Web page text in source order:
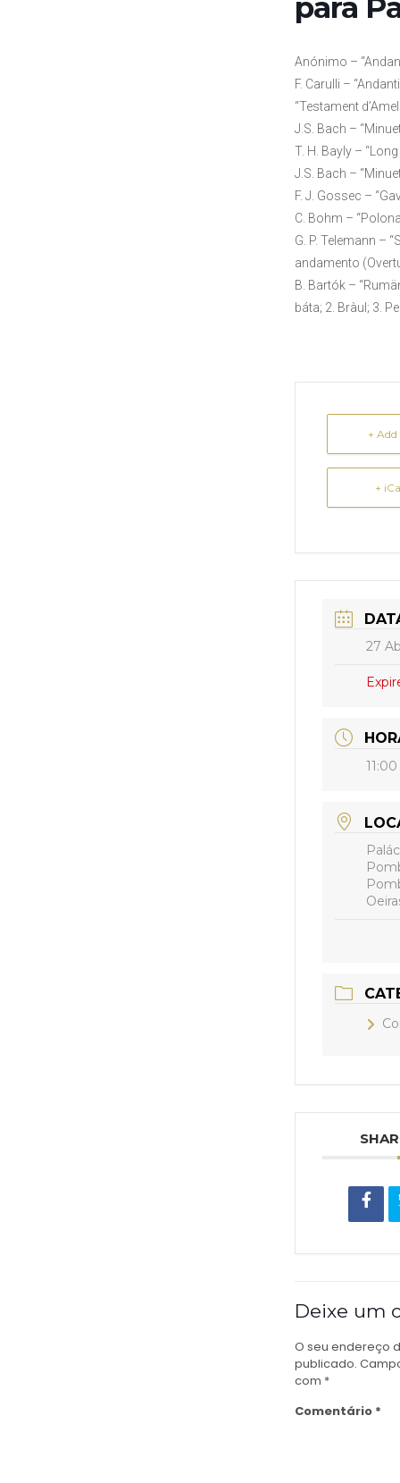
para
Anónimo –
F. Carulli –
“Testament
J.S. Bach –
T. H. Bayly –
J.S. Bach –
F. J. Gossec –
C. Bohm –
G. P. Telemann –
andamento
B. Bartók –
báta; 2. Bràul; 3.
+
+
27
Deixe um
O seu endereço
publicado.
com *
Comentário *